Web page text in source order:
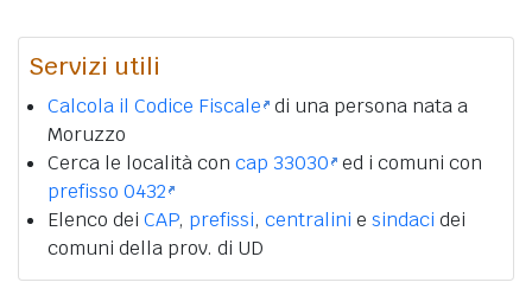
Servizi utili
Calcola il Codice Fiscale di una persona nata a
Moruzzo
Cerca le località con cap 33030 ed i comuni con
prefisso 0432
Elenco dei CAP, prefissi, centralini e sindaci dei
comuni della prov. di UD